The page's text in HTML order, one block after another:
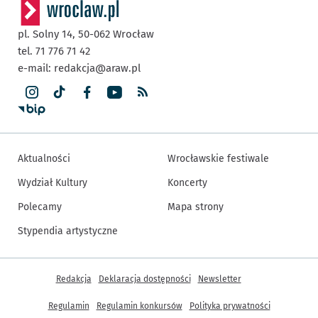
pl. Solny 14, 50-062 Wrocław
tel. 71 776 71 42
e-mail: redakcja@araw.pl
Aktualności
Wydział Kultury
Polecamy
Stypendia artystyczne
Wrocławskie festiwale
Koncerty
Mapa strony
Inne informacje
Redakcja Deklaracja dostępności Newsletter
Regulamin Regulamin konkursów Polityka prywatności